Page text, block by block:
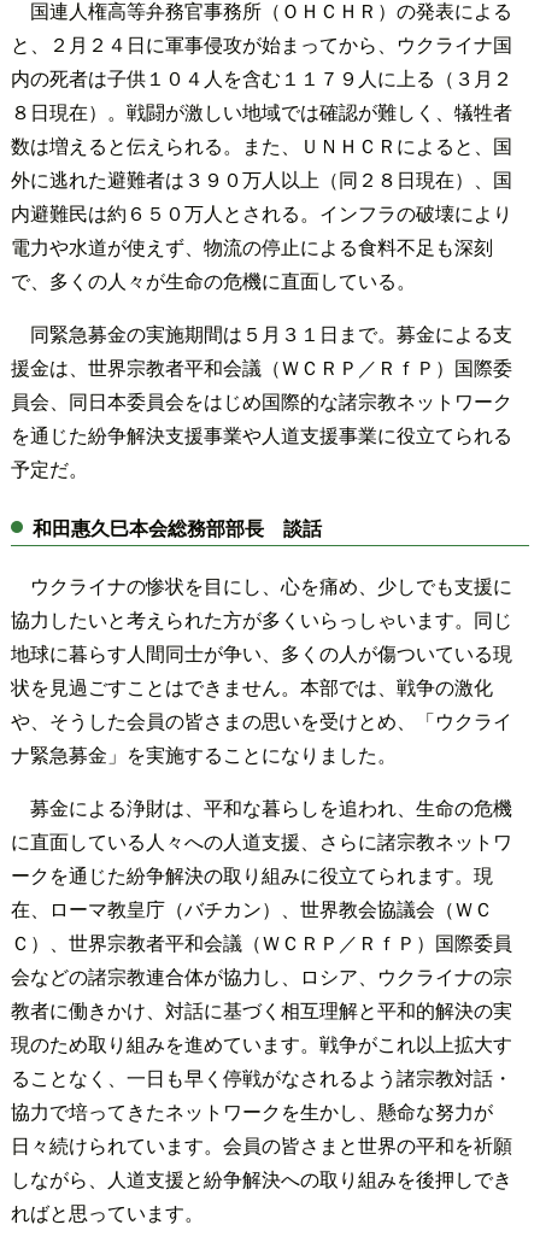
国連人権高等弁務官事務所（ＯＨＣＨＲ）の発表による
と、２月２４日に軍事侵攻が始まってから、ウクライナ国
内の死者は子供１０４人を含む１１７９人に上る（３月２
８日現在）。戦闘が激しい地域では確認が難しく、犠牲者
数は増えると伝えられる。また、ＵＮＨＣＲによると、国
外に逃れた避難者は３９０万人以上（同２８日現在）、国
内避難民は約６５０万人とされる。インフラの破壊により
電力や水道が使えず、物流の停止による食料不足も深刻
で、多くの人々が生命の危機に直面している。
同緊急募金の実施期間は５月３１日まで。募金による支
援金は、世界宗教者平和会議（ＷＣＲＰ／ＲｆＰ）国際委
員会、同日本委員会をはじめ国際的な諸宗教ネットワーク
を通じた紛争解決支援事業や人道支援事業に役立てられる
予定だ。
和田惠久巳本会総務部部長 談話
ウクライナの惨状を目にし、心を痛め、少しでも支援に
協力したいと考えられた方が多くいらっしゃいます。同じ
地球に暮らす人間同士が争い、多くの人が傷ついている現
状を見過ごすことはできません。本部では、戦争の激化
や、そうした会員の皆さまの思いを受けとめ、「ウクライ
ナ緊急募金」を実施することになりました。
募金による浄財は、平和な暮らしを追われ、生命の危機
に直面している人々への人道支援、さらに諸宗教ネットワ
ークを通じた紛争解決の取り組みに役立てられます。現
在、ローマ教皇庁（バチカン）、世界教会協議会（ＷＣ
Ｃ）、世界宗教者平和会議（ＷＣＲＰ／ＲｆＰ）国際委員
会などの諸宗教連合体が協力し、ロシア、ウクライナの宗
教者に働きかけ、対話に基づく相互理解と平和的解決の実
現のため取り組みを進めています。戦争がこれ以上拡大す
ることなく、一日も早く停戦がなされるよう諸宗教対話・
協力で培ってきたネットワークを生かし、懸命な努力が
日々続けられています。会員の皆さまと世界の平和を祈願
しながら、人道支援と紛争解決への取り組みを後押しでき
ればと思っています。